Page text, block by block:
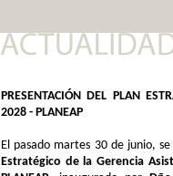
PRESENTACIÓN DEL PLAN
2028 - PLANEAP
El pasado martes 30 de junio,
Estratégico de la Gerencia